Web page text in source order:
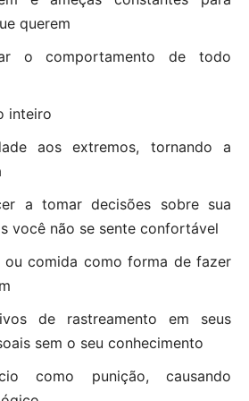
querem
o comportamento de todo
inteiro
aos extremos, tornando a
a tomar decisões sobre sua
você não se sente confortável
ou comida como forma de fazer
de rastreamento em seus
sem o seu conhecimento
como punição, causando